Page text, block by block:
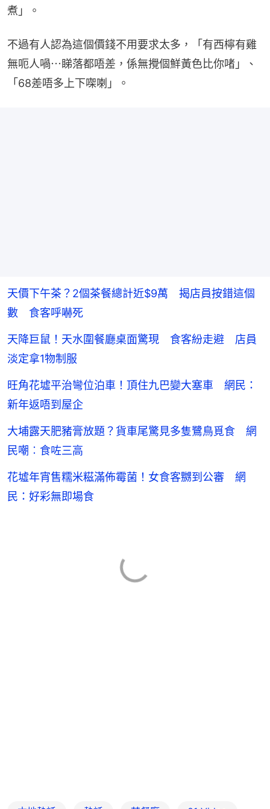
煮」。
不過有人認為這個價錢不用要求太多，「有西檸有雞
無呃人喎⋯睇落都唔差，係無攪個鮮黃色比你啫」、
「68差唔多上下㗎喇」。
天價下午茶？2個茶餐總計近$9萬 揭店員按錯這個
數 食客呼嚇死
天降巨鼠！天水圍餐廳桌面驚現 食客紛走避 店員
淡定拿1物制服
旺角花墟平治彎位泊車！頂住九巴變大塞車 網民：
新年返唔到屋企
大埔露天肥豬膏放題？貨車尾驚見多隻鷺鳥覓食 網
民嘲︰食咗三高
花墟年宵售糯米糍滿佈霉菌！女食客嬲到公審 網
民：好彩無即場食